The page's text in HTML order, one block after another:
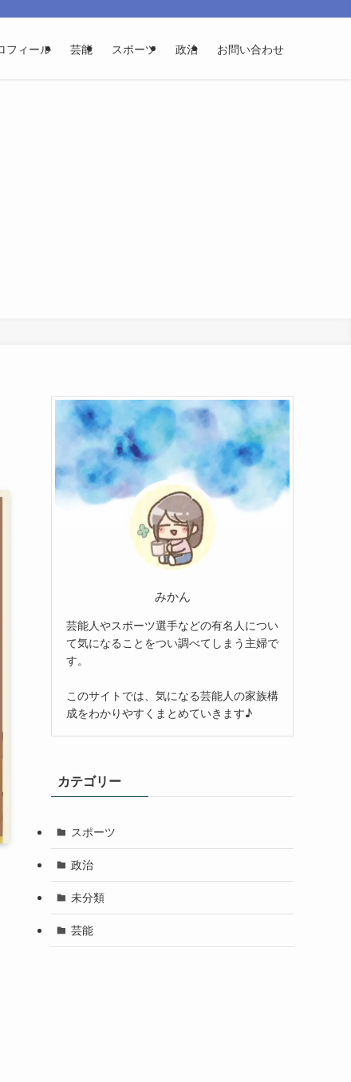
フィール 芸能 スポーツ 政治 お問い合わせ
みかん
芸能人やスポーツ選手などの有名人につい
て気になることをつい調べてしまう主婦で
す。
このサイトでは、気になる芸能人の家族構
成をわかりやすくまとめていきます♪
カテゴリー
スポーツ
政治
未分類
芸能